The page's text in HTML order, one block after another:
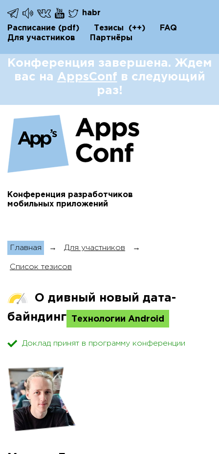
habr
Расписание (pdf) Тезисы (++)
FAQ
Для участников
Партнёры
Конференция завершена. Ждем
вас на AppsConf в следующий
раз!
Конференция разработчиков
мобильных приложений
Главная → Для участников →
Список тезисов
О дивный новый дата-
байндинг
Технологии Android
Доклад принят в программу конференции